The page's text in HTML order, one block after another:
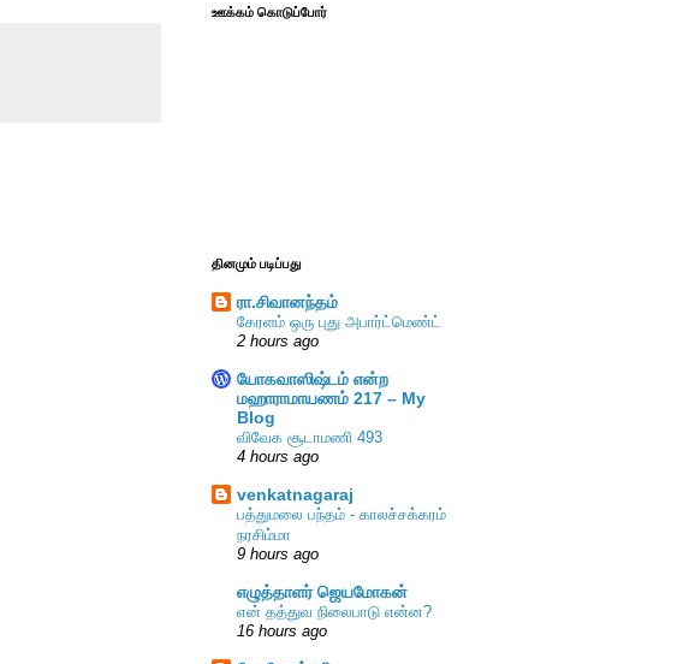
ஊக்கம் கொடுப்போர்
தினமும் படிப்பது
ரா.சிவானந்தம்
கேரளம் ஒரு புது அபார்ட்மெண்ட்
2 hours ago
யோகவாஸிஷ்டம் என்ற
மஹாராமாயணம் 217 – My
Blog
விவேக சூடாமணி 493
4 hours ago
venkatnagaraj
பத்துமலை பந்தம் - காலச்சக்கரம்
நரசிம்மா
9 hours ago
எழுத்தாளர் ஜெயமோகன்
என் தத்துவ நிலைபாடு என்ன?
16 hours ago